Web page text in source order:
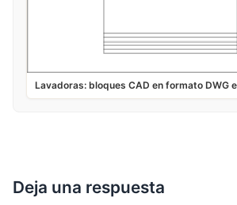
Lavadoras: bloques CAD en formato DWG
Deja una respuesta